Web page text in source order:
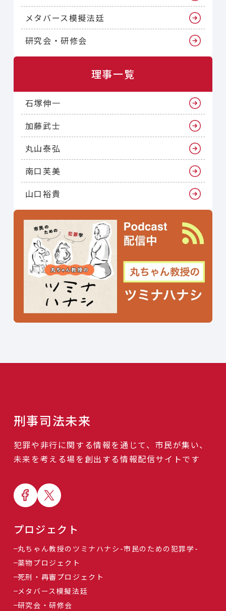
メタバース模擬法廷
研究会・研修会
理事一覧
石塚伸一
加藤武士
丸山泰弘
南口芙美
山口裕貴
刑事司法未来
犯罪や非行に関する情報を通じて、市民が集い、
未来を考える場を創出する情報配信サイトです
プロジェクト
丸ちゃん教授のツミナハナシ-市民のための犯罪学-
薬物プロジェクト
死刑・再審プロジェクト
メタバース模擬法廷
研究会・研修会